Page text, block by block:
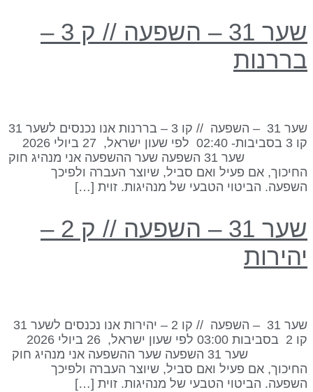
שער 31 – השפעה // ק 3 –
שער 31 – השפעה // קו 3 – בררנות אנו נכנסים לשער 31
קו 3 בסביבות- 02:40 לפי שעון ישראל, 27 ביולי 2026
שער 31 השפעה שער ההשפעה אני מנהיג חוק
אם פעיל ואם סביל, שיוצר העברה ולפיכך
הביטוי הטבעי של מנהיגות. זוית […]
שער 31 – השפעה // ק 2 –
שער 31 – השפעה // קו 2 – יהירות אנו נכנסים לשער 31
קו 2 בסביבות 03:00 לפי שעון ישראל, 26 ביולי 2026
שער 31 השפעה שער ההשפעה אני מנהיג חוק
אם פעיל ואם סביל, שיוצר העברה ולפיכך
הביטוי הטבעי של מנהיגות. זוית […]